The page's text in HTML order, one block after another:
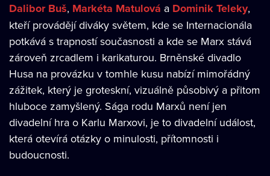
Dalibor Buš, Markéta Matulová a Dominik Teleky,
kteří provádějí diváky světem, kde se Internacionála
potkává s trapností současnosti a kde se Marx stává
zároveň zrcadlem i karikaturou. Brněnské divadlo
Husa na provázku v tomhle kusu nabízí mimořádný
zážitek, který je groteskní, vizuálně působivý a přitom
hluboce zamyšlený. Sága rodu Marxů není jen
divadelní hra o Karlu Marxovi, je to divadelní událost,
která otevírá otázky o minulosti, přítomnosti i
budoucnosti.